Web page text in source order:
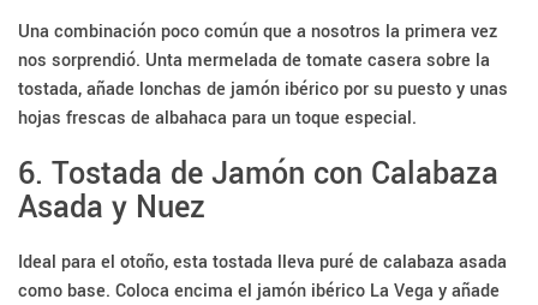
Una combinación poco común que a nosotros la primera vez
nos sorprendió. Unta mermelada de tomate casera sobre la
tostada, añade lonchas de jamón ibérico por su puesto y unas
hojas frescas de albahaca para un toque especial.
6. Tostada de Jamón con Calabaza
Asada y Nuez
Ideal para el otoño, esta tostada lleva puré de calabaza asada
como base. Coloca encima el jamón ibérico La Vega y añade